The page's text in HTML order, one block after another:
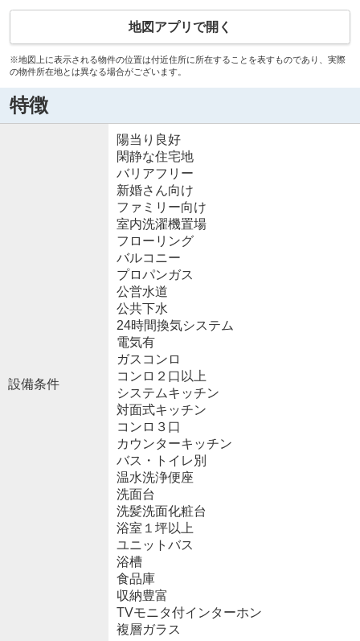
地図アプリで開く
※地図上に表示される物件の位置は付近住所に所在することを表すものであり、実際
の物件所在地とは異なる場合がございます。
特徴
設備条件
陽当り良好
閑静な住宅地
バリアフリー
新婚さん向け
ファミリー向け
室内洗濯機置場
フローリング
バルコニー
プロパンガス
公営水道
公共下水
24時間換気システム
電気有
ガスコンロ
コンロ２口以上
システムキッチン
対面式キッチン
コンロ３口
カウンターキッチン
バス・トイレ別
温水洗浄便座
洗面台
洗髪洗面化粧台
浴室１坪以上
ユニットバス
浴槽
食品庫
収納豊富
TVモニタ付インターホン
複層ガラス